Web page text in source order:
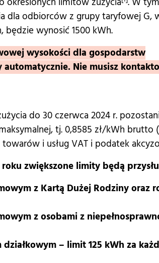
dla odbiorców z grupy taryfowej G,
wynosić 1500 kWh.
wysokości dla gospodarstw
Nie musisz
do 30 czerwca 2024 r.
tj. 0,8585 zł/kWh brutto
i usług VAT i podatek
zwiększone limity będą
z Kartą Dużej Rodziny oraz
z osobami z
– limit 125 kWh za